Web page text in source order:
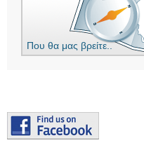
Που θα μας βρείτε..